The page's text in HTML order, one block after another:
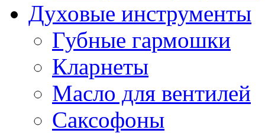
Духовые инструменты
Губные гармошки
Кларнеты
Масло для вентилей
Саксофоны